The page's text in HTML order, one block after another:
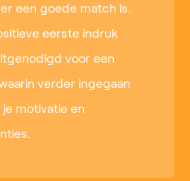
een goede match is.
eerste indruk
voor een
verder ingegaan
motivatie en